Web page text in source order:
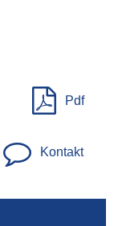
Pdf
Kontakt